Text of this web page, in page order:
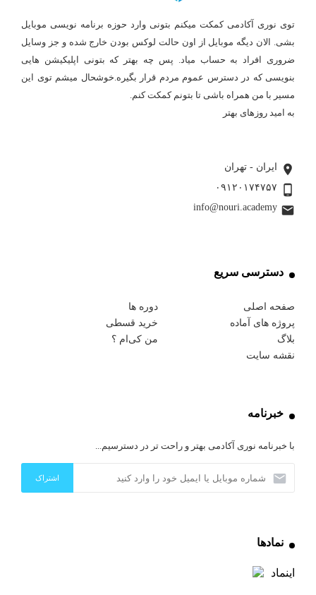
توی نوری آکادمی کمکت میکنم بتونی وارد حوزه برنامه نویسی موبایل
بشی. الان دیگه موبایل از اون حالت لوکس بودن خارج شده و جز وسایل
ضروری افراد به حساب میاد. پس چه بهتر که بتونی اپلیکیشن هایی
بنویسی که در دسترس عموم مردم قرار بگیره.خوشحال میشم توی این
مسیر با من همراه باشی تا بتونم کمکت کنم.
به امید روزهای بهتر
ایران - تهران
۰۹۱۲۰۱۷۴۷۵۷
info@nouri.academy
دسترسی سریع
صفحه اصلی
دوره ها
پروژه های آماده
خرید قسطی
بلاگ
من کی‌ام ؟
نقشه سایت
خبرنامه
با خبرنامه نوری آکادمی بهتر و راحت تر در دسترسیم...
نمادها